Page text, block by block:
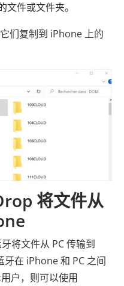
文件或文件夹。
们复制到 iPhone 上的
将文件从
将文件从 PC 传输到
在 iPhone 和 PC 之间
户，则可以使用